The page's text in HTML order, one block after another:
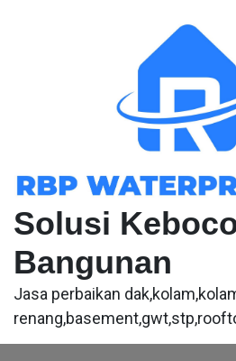
Solusi
Bangunan
Jasa perbaikan